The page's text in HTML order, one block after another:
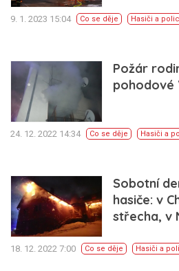
9. 1. 2023 15:04 Co se děje Hasiči a
Požár
pohodové
24. 12. 2022 14:34 Co se děje Hasiči a
Sobotní
hasiče: v
střecha, v
18. 12. 2022 7:00 Co se děje Hasiči a